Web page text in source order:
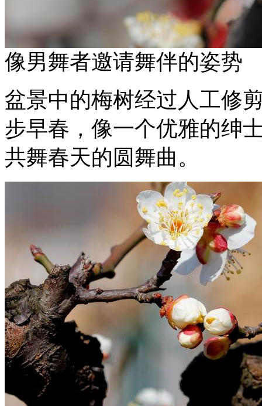
像男舞者邀请舞伴的姿势
盆景中的梅树经过人工修
步早春，像一个优雅的绅
共舞春天的圆舞曲。